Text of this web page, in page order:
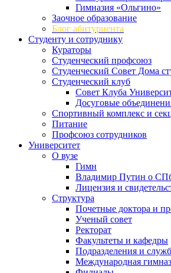
Гимназия «Ольгино»
Заочное образование
Блог абитуриента
Студенту и сотруднику
Кураторы
Студенческий профсоюз
Студенческий Совет Дома
Студенческий клуб
Совет Клуба
Досуговые
Спортивный комплекс и
Питание
Профсоюз сотрудников
Университет
О вузе
Гимн
Владимир Путин о
Лицензия и
Структура
Почетные доктора и
Ученый совет
Ректорат
Факультеты и кафедры
Подразделения и
Международная